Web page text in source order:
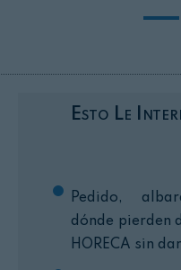
Esto Le
Pedido,
dónde pierden
HORECA sin